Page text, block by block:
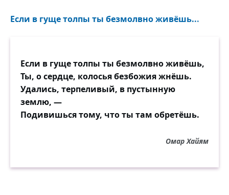
Если в гуще толпы ты безмолвно живёшь...
Если в гуще толпы ты безмолвно живёшь,
Ты, о сердце, колосья безбожия жнёшь.
Удались, терпеливый, в пустынную
землю, —
Подивишься тому, что ты там обретёшь.
Омар Хайям